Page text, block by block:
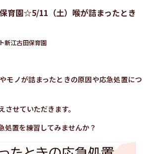
育園☆5/11（土）喉が詰まったとき
新江古田保育園
モノが詰まったときの原因や応急処置につ
させていただきます。
処置を練習してみませんか？